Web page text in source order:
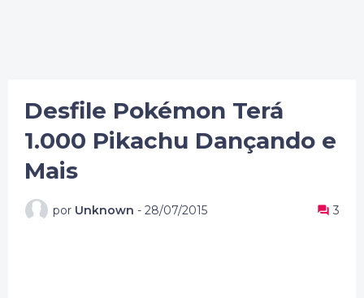
Desfile Pokémon Terá
1.000 Pikachu Dançando e
Mais
por Unknown - 28/07/2015 3